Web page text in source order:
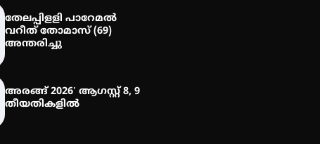
തേലപ്പിളളി പാറേമൽ
വറീത് തോമാസ് (69)
അന്തരിച്ചു
അരങ്ങ് 2026′ ആഗസ്റ്റ് 8, 9
തീയതികളിൽ